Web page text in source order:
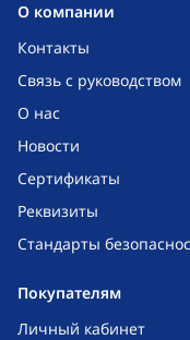
O компании
Контакты
Связь с руководством
О нас
Новости
Сертификаты
Реквизиты
Стандарты
Покупателям
Личный кабинет